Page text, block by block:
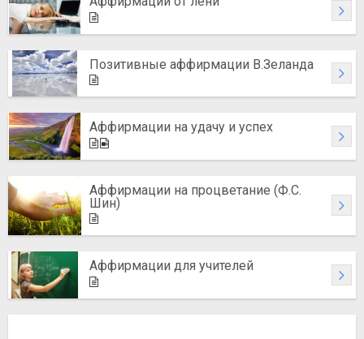
Позитивные аффирмации В.Зеланда
Аффирмации на удачу и успех
Аффирмации на процветание (Ф.С.
Шин)
Аффирмации для учителей